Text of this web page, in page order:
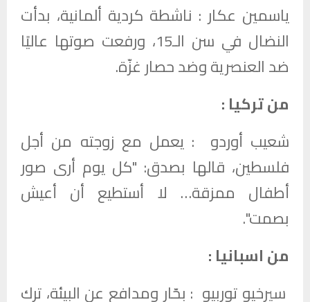
ياسمين عكار : ناشطة كردية ألمانية، بدأت
النضال في سن الـ15، ورفعت صوتها عاليًا
ضد العنصرية وضد حصار غزّة.
من تركيا :
شعيب أوردو : يعمل مع زوجته من أجل
فلسطين، قالها بصدق: "كل يوم أرى صور
أطفال ممزقة… لا أستطيع أن أعيش
بصمت".
من اسبانيا :
سيرخيو توربيو : بحّار ومدافع عن البيئة، ترك